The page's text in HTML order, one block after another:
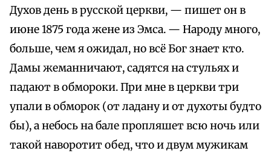
Духов день в русской церкви, — пишет он в
июне 1875 года жене из Эмса. — Народу много,
больше, чем я ожидал, но всё Бог знает кто.
Дамы жеманничают, садятся на стульях и
падают в обмороки. При мне в церкви три
упали в обморок (от ладану и от духоты будто
бы), а небось на бале пропляшет всю ночь или
такой наворотит обед, что и двум мужикам